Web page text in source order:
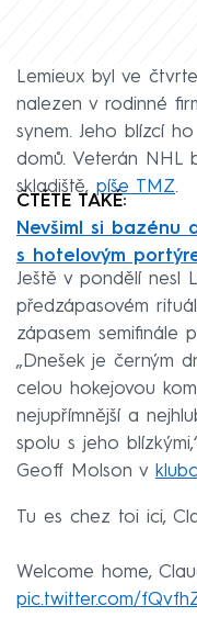
Lemieux byl ve
nalezen v rodinné
synem. Jeho blízcí
domů. Veterán NHL
skladiště, píše TMZ.
ČTĚTE TAKÉ:
Nevšiml si bazénu
s hotelovým
Ještě v pondělí nesl
předzápasovém
zápasem semifinále
„Dnešek je černým
celou hokejovou
nejupřímnější a
spolu s jeho
Geoff Molson v
Tu es chez toi ici,
Welcome home,
pic.twitter.com/